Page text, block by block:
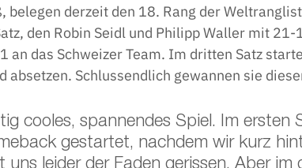
belegen derzeit den 18. Rang der
den Robin Seidl und Philipp Waller mit
an das Schweizer Team. Im dritten Satz
absetzen. Schlussendlich gewannen sie
cooles, spannendes Spiel. Im ersten
gestartet, nachdem wir kurz